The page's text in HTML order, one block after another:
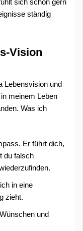
sich schon gern
ständig
Vision
Lebensvision und
meinem Leben
Was ich
Er führt dich,
du falsch
in eine
zieht.
und